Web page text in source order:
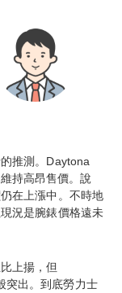
推測。Daytona
持高昂售價。說
在上漲中。不時地
況是腕錶價格遠未
上揚，但
突出。到底勞力士